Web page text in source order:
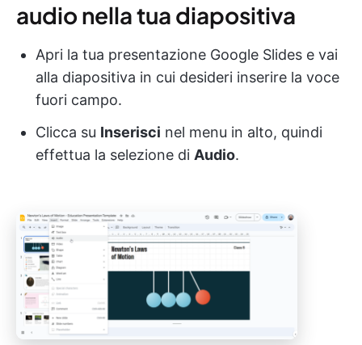
audio nella tua diapositiva
Apri la tua presentazione Google Slides e vai
alla diapositiva in cui desideri inserire la voce
fuori campo.
Clicca su Inserisci nel menu in alto, quindi
effettua la selezione di Audio.